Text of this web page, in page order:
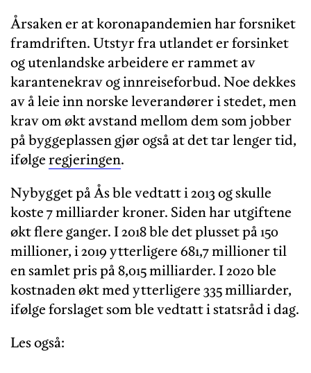
Årsaken er at koronapandemien har forsniket
framdriften. Utstyr fra utlandet er forsinket
og utenlandske arbeidere er rammet av
karantenekrav og innreiseforbud. Noe dekkes
av å leie inn norske leverandører i stedet, men
krav om økt avstand mellom dem som jobber
på byggeplassen gjør også at det tar lenger tid,
ifølgeregjeringen.
Nybygget på Ås ble vedtatt i 2013 og skulle
koste 7 milliarder kroner. Siden har utgiftene
økt flere ganger. I 2018 ble det plusset på 150
millioner, i 2019 ytterligere 681,7 millioner til
en samlet pris på 8,015 milliarder. I 2020 ble
kostnaden økt med ytterligere 335 milliarder,
ifølge forslaget som ble vedtatt i statsråd i dag.
Les også: